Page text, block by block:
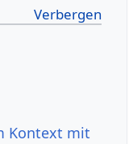
Kontext mit